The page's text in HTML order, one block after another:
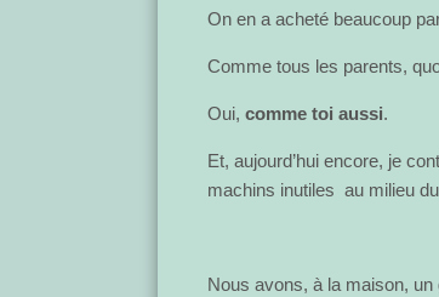
On en a acheté beaucoup
Comme tous les parents,
Oui, comme toi aussi.
Et, aujourd’hui encore, je
machins inutiles au milieu
Nous avons, à la maison,